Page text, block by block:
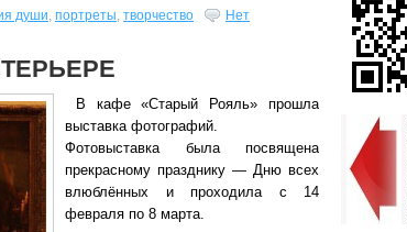
души, портреты, творчество
Нет
В кафе «Старый Рояль» прошла
выставка фотографий.
Фотовыставка была посвящена
прекрасному празднику — Дню всех
влюблённых и проходила с 14
февраля по 8 марта.